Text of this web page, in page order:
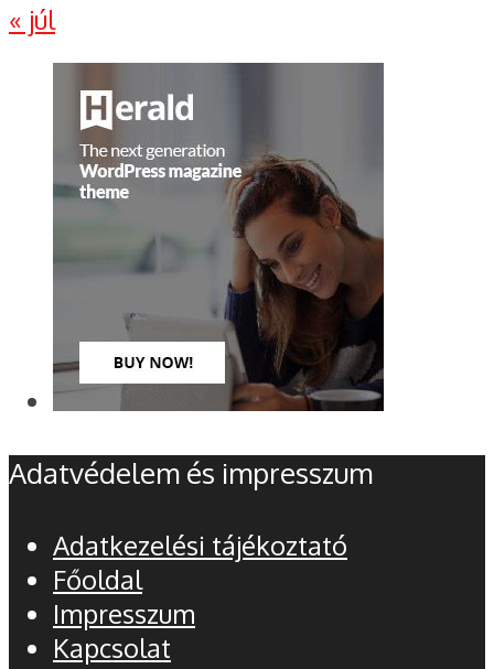
« júl
Adatvédelem és impresszum
Adatkezelési tájékoztató
Főoldal
Impresszum
Kapcsolat